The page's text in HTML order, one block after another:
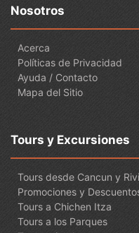
Nosotros
Acerca
Políticas de Privacidad
Ayuda / Contacto
Mapa del Sitio
Tours y Excursiones
Tours desde Cancun y
Promociones y
Tours a Chichen Itza
Tours a los Parques